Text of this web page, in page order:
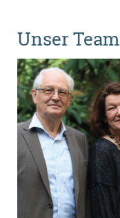
Unser Team